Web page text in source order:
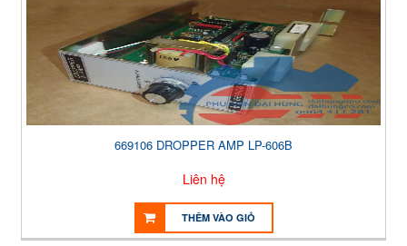
669106 DROPPER AMP LP-606B
Liên hệ
THÊM VÀO GIỎ